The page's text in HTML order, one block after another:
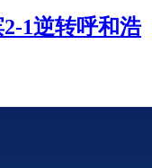
1逆转呼和浩